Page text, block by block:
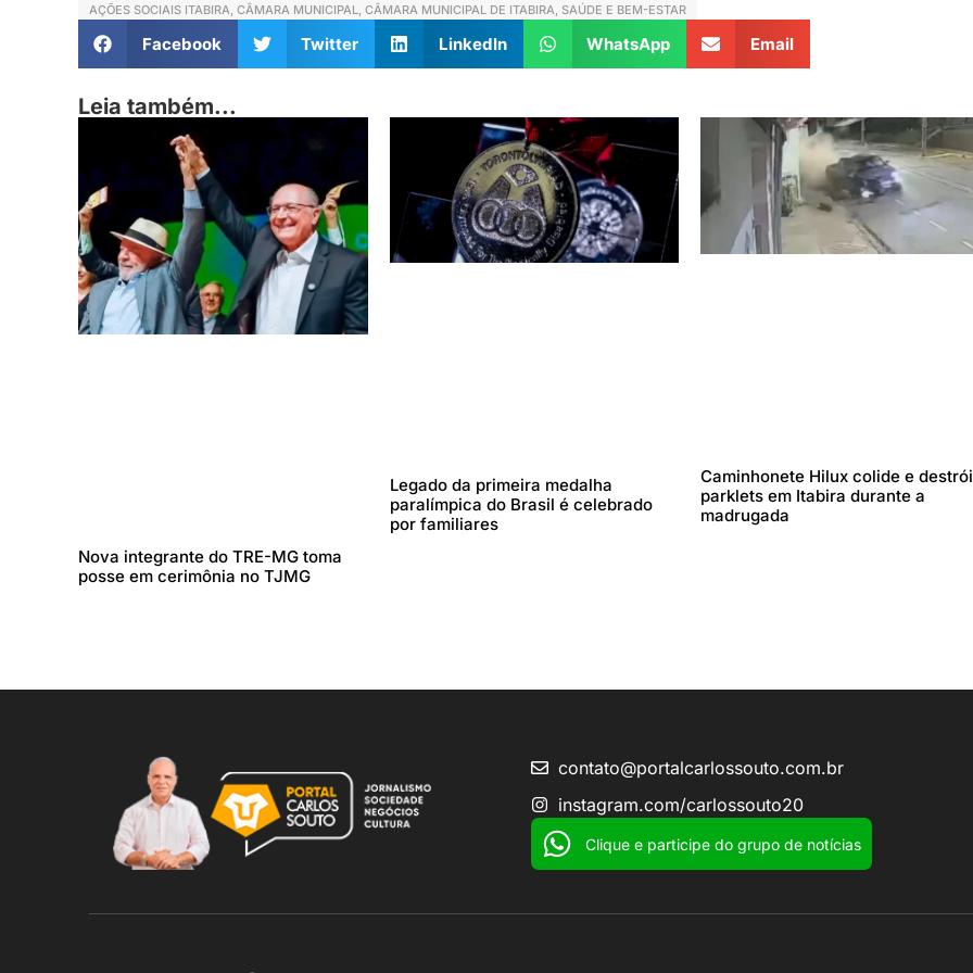
AÇÕES SOCIAIS ITABIRA, CÂMARA MUNICIPAL, CÂMARA MUNICIPAL DE ITABIRA, SAÚDE E BEM-ESTAR
Facebook Twitter LinkedIn WhatsApp Email
Leia também...
Nova integrante do TRE-MG toma
posse em cerimônia no TJMG
Legado da primeira medalha
paralímpica do Brasil é celebrado
por familiares
Caminhonete Hilux colide e destrói
parklets em Itabira durante a
madrugada
contato@portalcarlossouto.com.br
instagram.com/carlossouto20
Clique e participe do grupo de notícias